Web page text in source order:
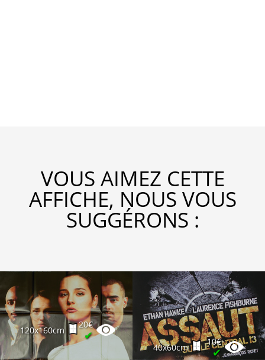
VOUS AIMEZ CETTE
AFFICHE, NOUS VOUS
SUGGÉRONS :
120x160cm
20€
✔
40x60cm
10€
✔